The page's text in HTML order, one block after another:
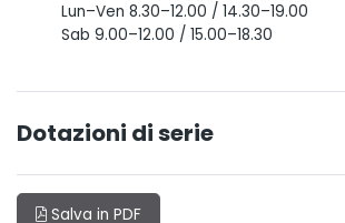
Lun–Ven 8.30–12.00 / 14.30–19.00
Sab 9.00–12.00 / 15.00–18.30
Dotazioni di serie
Salva in PDF